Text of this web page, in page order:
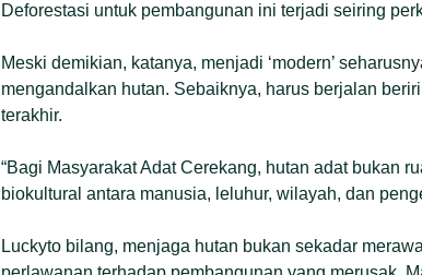
Deforestasi untuk pembangunan ini terjadi seiring
Meski demikian, katanya, menjadi ‘modern’
mengandalkan hutan. Sebaiknya, harus berjalan
terakhir.
“Bagi Masyarakat Adat Cerekang, hutan adat bukan
biokultural antara manusia, leluhur, wilayah, dan
Luckyto bilang, menjaga hutan bukan sekadar